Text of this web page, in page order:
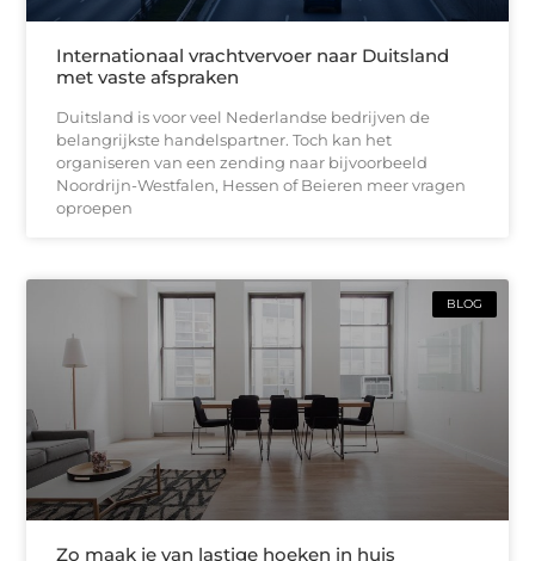
Internationaal vrachtvervoer naar Duitsland
met vaste afspraken
Duitsland is voor veel Nederlandse bedrijven de
belangrijkste handelspartner. Toch kan het
organiseren van een zending naar bijvoorbeeld
Noordrijn-Westfalen, Hessen of Beieren meer vragen
oproepen
BLOG
Zo maak je van lastige hoeken in huis